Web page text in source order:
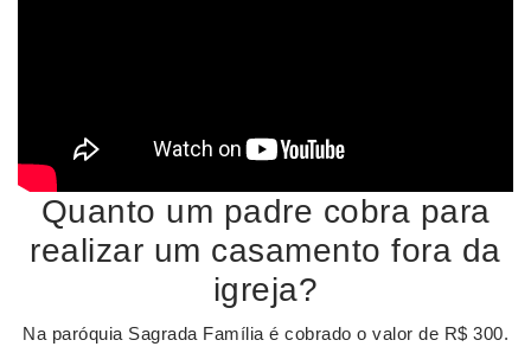
Quanto um padre cobra para
realizar um casamento fora da
igreja?
Na paróquia Sagrada Família é cobrado o valor de R$ 300.